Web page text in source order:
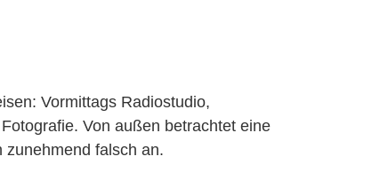
Vormittags Radiostudio,
Von außen betrachtet eine
zunehmend falsch an.